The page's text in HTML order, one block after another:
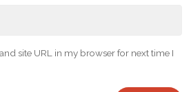
site URL in my browser for next time I